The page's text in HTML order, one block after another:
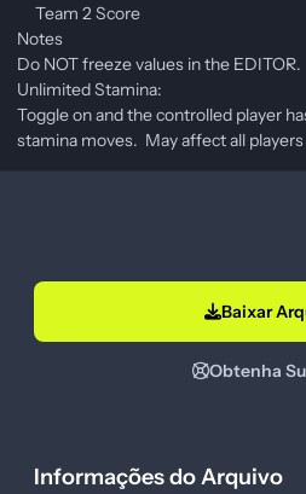
Team 2 Score
Notes
Do NOT freeze values in the EDITOR.
Unlimited Stamina:
Toggle on and the controlled player
stamina moves. May affect all
Baixar
Obtenha
Informações do Arquivo